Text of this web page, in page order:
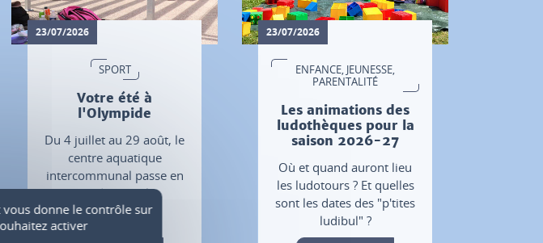
23/07/2026
SPORT
Votre été à
l'Olympide
Du 4 juillet au 29 août, le
centre aquatique
intercommunal passe en
mode estival.
23/07/2026
ENFANCE, JEUNESSE,
PARENTALITÉ
Les animations des
ludothèques pour la
saison 2026-27
Où et quand auront lieu
les ludotours ? Et quelles
sont les dates des "p'tites
ludibul" ?
vous donne le contrôle sur
activer